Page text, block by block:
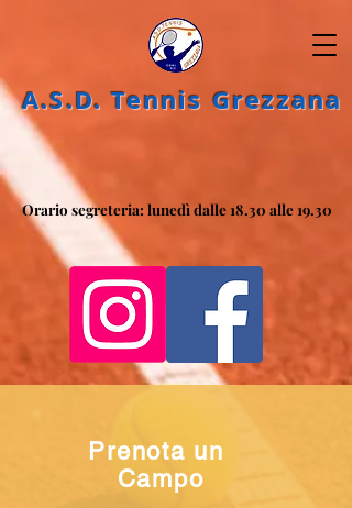
A.S.D. Tennis Grezzana
Orario segreteria: lunedì dalle 18.30 alle 19.30
Orario segreteria: lunedì dalle 18.30 alle 19.30
Prenota un
Campo